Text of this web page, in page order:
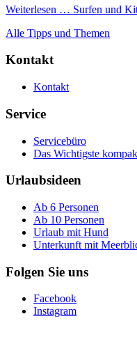
Weiterlesen … Surfen und
Alle Tipps und Themen
Kontakt
Kontakt
Service
Servicebüro
Das Wichtigste
Urlaubsideen
Ab 6 Personen
Ab 10 Personen
Urlaub mit Hund
Unterkunft mit
Folgen Sie uns
Facebook
Instagram